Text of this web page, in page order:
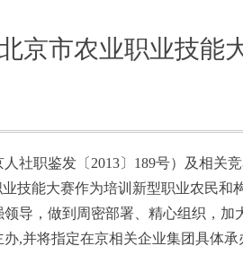
京市农业职业技能
社职鉴发〔2013〕189号）及相关
技能大赛作为培训新型职业农民
导，做到周密部署、精心组织，
,并将指定在京相关企业集团具体承